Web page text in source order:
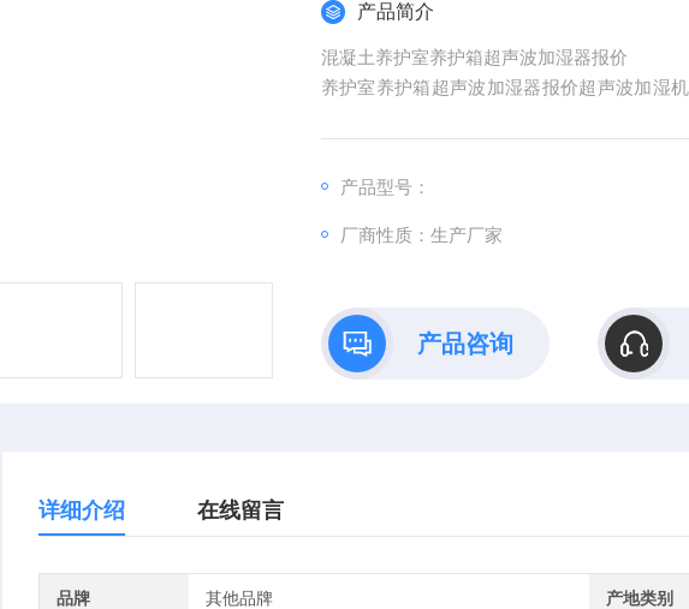
产品简介
混凝土养护室养护箱超声波加湿器报价
养护室养护箱超声波加湿器报价超声波加湿
产品型号：
厂商性质：生产厂家
产品咨询
详细介绍 在线留言
品牌 其他品牌 产地类别